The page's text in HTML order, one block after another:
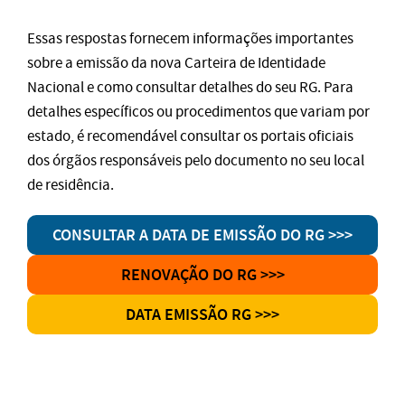
Essas respostas fornecem informações importantes
sobre a emissão da nova Carteira de Identidade
Nacional e como consultar detalhes do seu RG. Para
detalhes específicos ou procedimentos que variam por
estado, é recomendável consultar os portais oficiais
dos órgãos responsáveis pelo documento no seu local
de residência.
CONSULTAR A DATA DE EMISSÃO DO RG >>>
RENOVAÇÃO DO RG >>>
DATA EMISSÃO RG >>>